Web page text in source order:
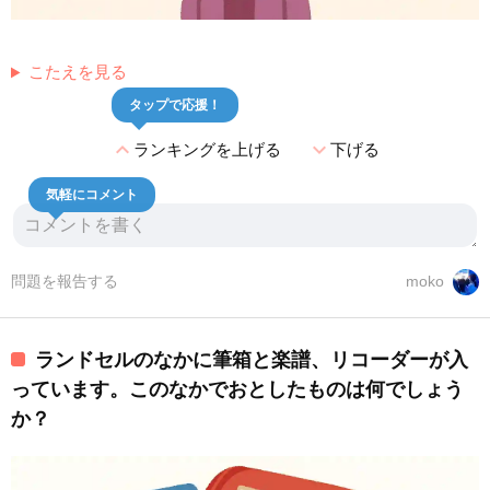
こたえを見る
expand_lessランキングを上げる
タップで応援！
expand_more下げる
気軽にコメント
moko
問題を報告する
ランドセルのなかに筆箱と楽譜、リコーダーが入
っています。このなかでおとしたものは何でしょう
か？